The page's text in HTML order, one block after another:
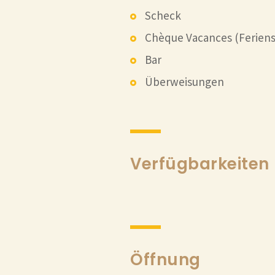
Scheck
Chèque Vacances
Bar
Überweisungen
Verfügbarkeiten
Öffnung